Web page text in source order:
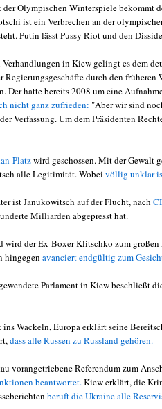
Olympischen Winterspiele bekommt
ist ein Verbrechen an der
Putin lässt Pussy Riot und den
in Kiew gelingt es dem
Regierungsgeschäfte durch den
Der hatte bereits 2008 um eine
nicht ganz zufrieden: "Aber wir sind
Verfassung. Um dem Präsidenten
Platzwird geschossen. Mit der Gewalt
alle Legitimität. Wobei völlig unklar
ist Janukowitsch auf der Flucht, nach
Milliarden abgepresst hat.
wird der Ex-Boxer Klitschko zum großen
hingegen avanciert endgültig zum
Parlament in Kiew beschließt
Wackeln, Europa erklärt seine
dass alle Russen zu Russland gehören.
vorangetriebene Referendum zum
beantwortet. Kiew erklärt, die
beruft die Ukraine alle